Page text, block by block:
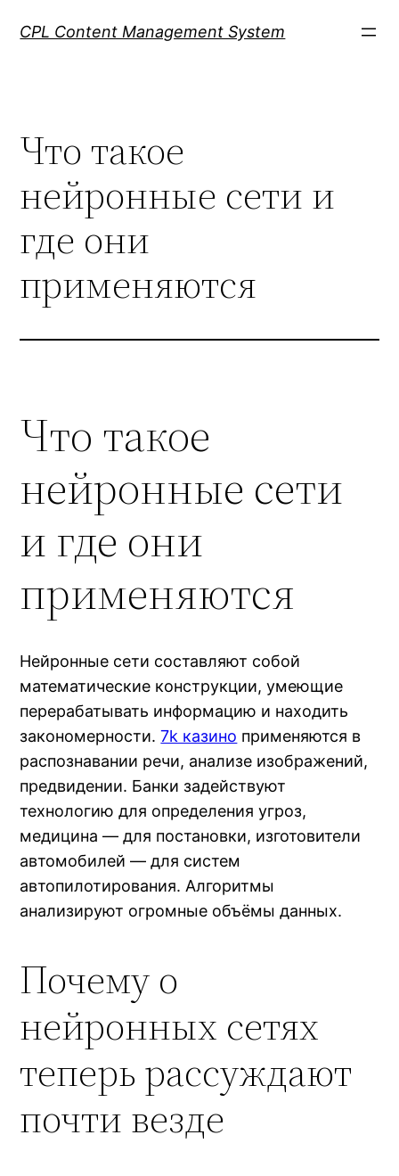
CPL Content Management System
Что такое
нейронные сети и
где они
применяются
Что такое
нейронные сети
и где они
применяются
Нейронные сети составляют собой
математические конструкции, умеющие
перерабатывать информацию и находить
закономерности.7k казино применяются в
распознавании речи, анализе изображений,
предвидении. Банки задействуют
технологию для определения угроз,
медицина — для постановки, изготовители
автомобилей — для систем
автопилотирования. Алгоритмы
анализируют огромные объёмы данных.
Почему о
нейронных сетях
теперь рассуждают
почти везде